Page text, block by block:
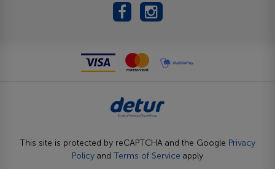
This site is protected by reCAPTCHA and the Google Privacy
Policy and Terms of Service apply